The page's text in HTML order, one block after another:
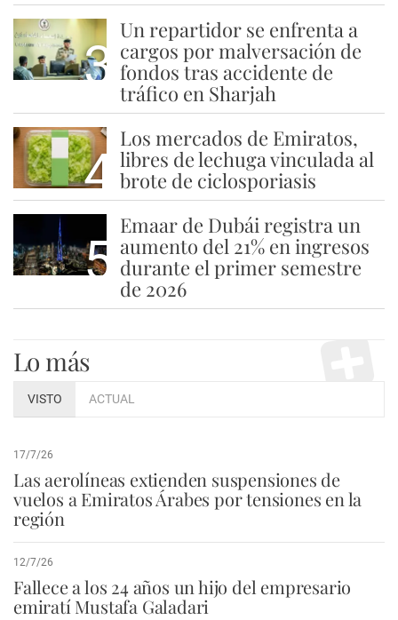
3
Un repartidor se enfrenta a
cargos por malversación de
fondos tras accidente de
tráfico en Sharjah
4
Los mercados de Emiratos,
libres de lechuga vinculada al
brote de ciclosporiasis
5
Emaar de Dubái registra un
aumento del 21% en ingresos
durante el primer semestre
de 2026
Lo más
VISTO ACTUAL
17/7/26
Las aerolíneas extienden suspensiones de
vuelos a Emiratos Árabes por tensiones en la
región
12/7/26
Fallece a los 24 años un hijo del empresario
emiratí Mustafa Galadari